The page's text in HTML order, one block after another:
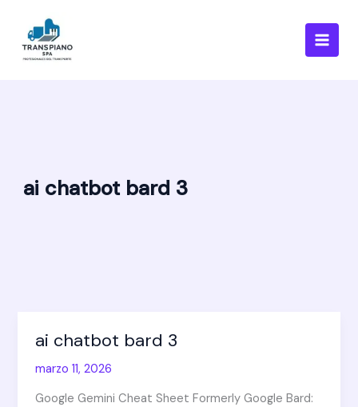
contenido
ai chatbot bard 3
ai chatbot bard 3
marzo 11, 2026
Google Gemini Cheat Sheet Formerly Google Bard:
ai
bard
3